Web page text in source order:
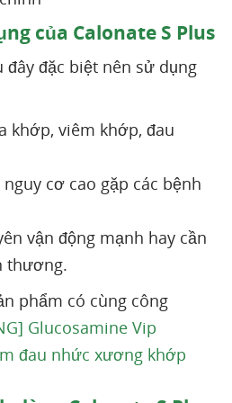
của Calonate S Plus
đặc biệt nên sử dụng
khớp, viêm khớp, đau
cơ cao gặp các bệnh
vận động mạnh hay cần
thương.
phẩm có cùng công
Glucosamine Vip
đau nhức xương khớp